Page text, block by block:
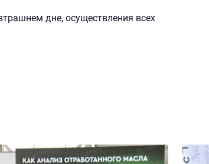
дне, осуществления всех